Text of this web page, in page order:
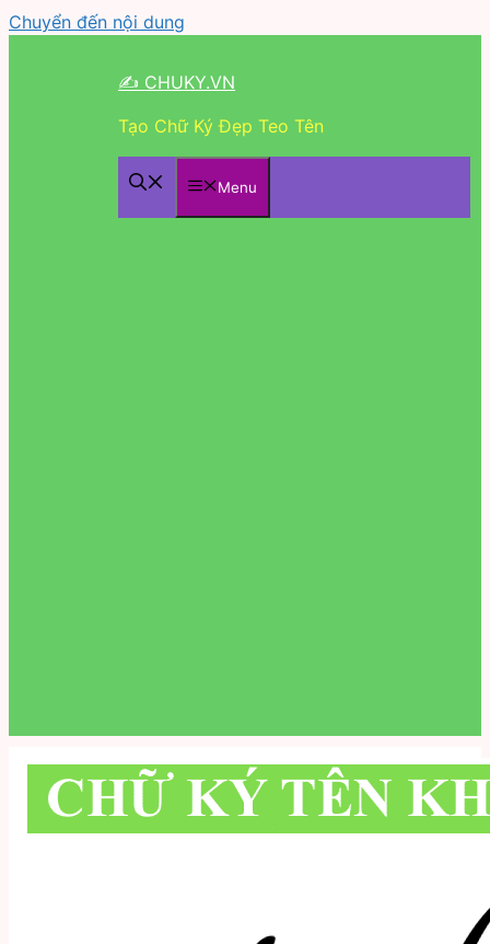
Chuyển đến nội dung
✍ CHUKY.VN
Tạo Chữ Ký Đẹp Teo Tên
Menu